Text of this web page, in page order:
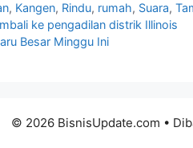
, Kangen, Rindu, rumah, Suara,
ke pengadilan distrik Illinois
Besar Minggu Ini
© 2026 BisnisUpdate.com •